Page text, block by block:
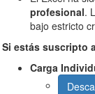
profesional.
bajo estricto
Si estás suscripto
Carga